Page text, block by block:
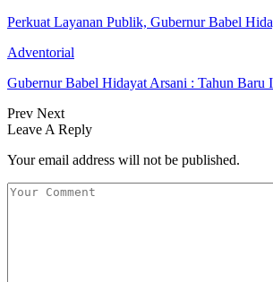
Perkuat Layanan Publik, Gubernur Babel
Adventorial
Gubernur Babel Hidayat Arsani : Tahun
Prev Next
Leave A Reply
Your email address will not be published.